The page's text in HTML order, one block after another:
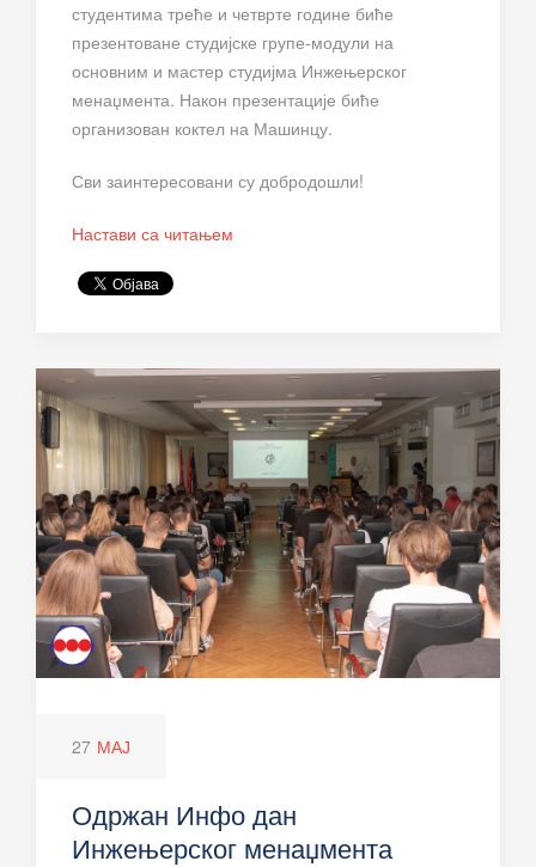
студентима треће и четврте године биће
презентоване студијске групе-модули на
основним и мастер студијма Инжењерског
менаџмента. Након презентације биће
организован коктел на Машинцу.
Сви заинтересовани су добродошли!
Настави са читањем
27 МАЈ
Одржан Инфо дан
Инжењерског менаџмента